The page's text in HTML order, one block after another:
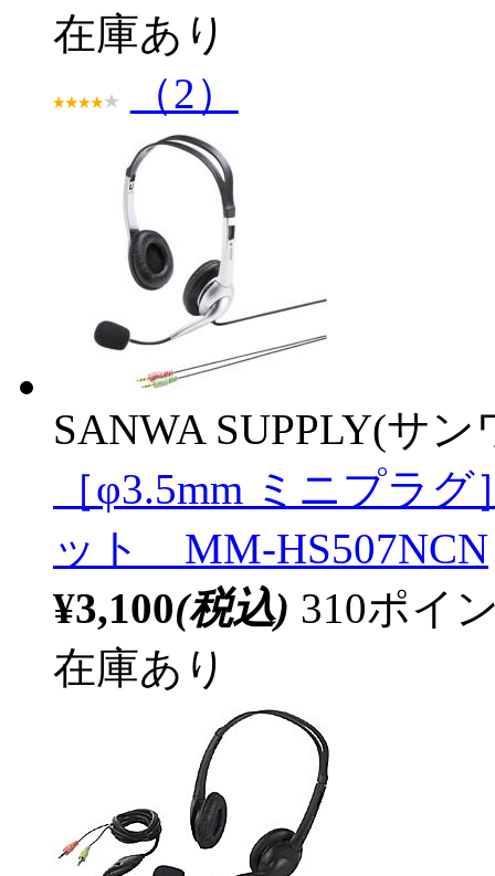
在庫あり
（2）
SANWA SUPPLY(サ
［φ3.5mm ミニプラ
ット MM-HS507NCN
¥3,100(税込) 310ポイ
在庫あり